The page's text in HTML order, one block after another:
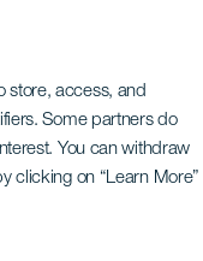
store, access, and
Some partners do
You can withdraw
clicking on “Learn More”